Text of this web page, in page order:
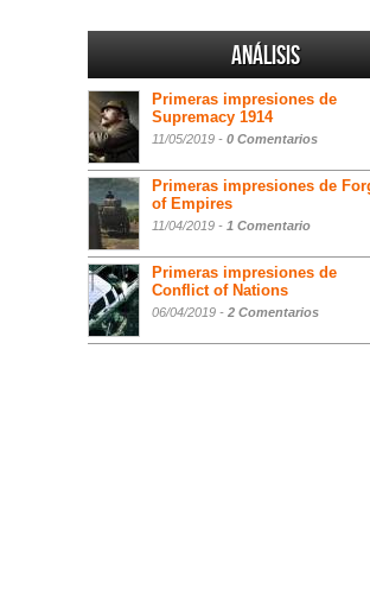
Análisis
Primeras impresiones de
Supremacy 1914
11/05/2019 - 0 Comentarios
Primeras impresiones de
of Empires
11/04/2019 - 1 Comentario
Primeras impresiones de
Conflict of Nations
06/04/2019 - 2 Comentarios